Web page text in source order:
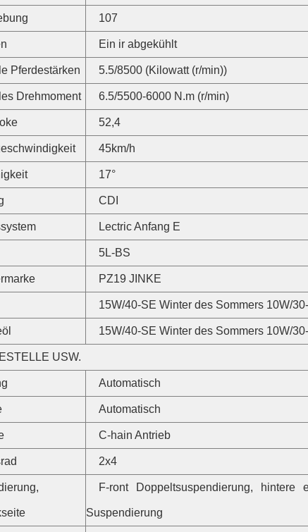
107
Ein ir abgekühlt
Pferdestärken 5.5/8500 (Kilowatt (r/min))
Drehmoment 6.5/5500-6000 N.m (r/min)
52,4
45km/h
17°
CDI
Lectric Anfang E
5L-BS
PZ19 JINKE
15W/40-SE Winter des Sommers 10W/
15W/40-SE Winter des Sommers 10W/
USW.
Automatisch
Automatisch
C-hain Antrieb
2x4
F-ront Doppeltsuspendierung, hintere
Suspendierung